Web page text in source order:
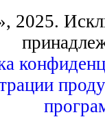
2025.